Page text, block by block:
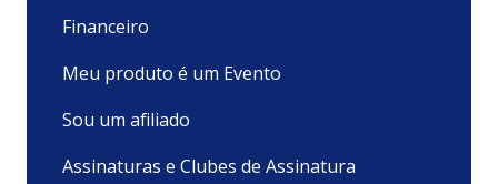
Financeiro
Meu produto é um Evento
Sou um afiliado
Assinaturas e Clubes de Assinatura